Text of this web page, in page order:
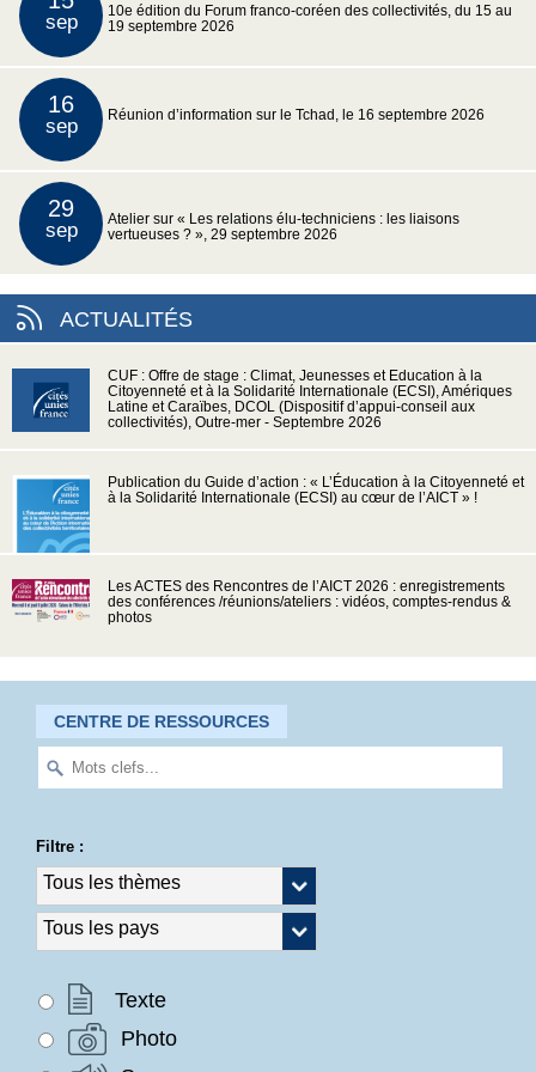
sep
10e édition du Forum franco-coréen des collectivités, du 15 au
19 septembre 2026
16
sep Réunion d’information sur le Tchad, le 16 septembre 2026
29
sep
Atelier sur « Les relations élu-techniciens : les liaisons
vertueuses ? », 29 septembre 2026
ACTUALITÉS
CUF : Offre de stage : Climat, Jeunesses et Education à la
Citoyenneté et à la Solidarité Internationale (ECSI), Amériques
Latine et Caraïbes, DCOL (Dispositif d’appui-conseil aux
collectivités), Outre-mer - Septembre 2026
Publication du Guide d’action : « L’Éducation à la Citoyenneté et
à la Solidarité Internationale (ECSI) au cœur de l’AICT » !
Les ACTES des Rencontres de l’AICT 2026 : enregistrements
des conférences /réunions/ateliers : vidéos, comptes-rendus &
photos
CENTRE DE RESSOURCES
Filtre :
Texte
Photo